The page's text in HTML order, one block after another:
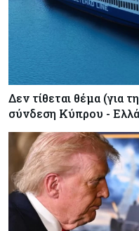
Δεν τίθεται θέμα (για
σύνδεση Κύπρου -